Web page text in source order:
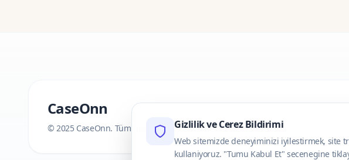
CaseOnn
© 2025 CaseOnn. Tüm hakları saklıdır.Gizlilik ve Cerez Bildirimi
Web sitemizde deneyiminizi iyilestirmek, site
kullaniyoruz. "Tumu Kabul Et" secenegine